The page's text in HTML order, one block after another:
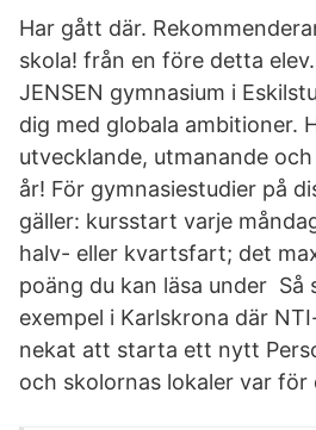
Har gått där.
skola! från en före detta
JENSEN gymnasium i
dig med globala ambitioner.
utvecklande, utmanande
år! För gymnasiestudier på
gäller: kursstart varje
halv- eller kvartsfart; det
poäng du kan läsa under Så
exempel i Karlskrona där
nekat att starta ett nytt
och skolornas lokaler var för